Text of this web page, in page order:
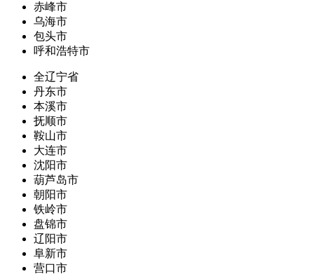
赤峰市
乌海市
包头市
呼和浩特市
全辽宁省
丹东市
本溪市
抚顺市
鞍山市
大连市
沈阳市
葫芦岛市
朝阳市
铁岭市
盘锦市
辽阳市
阜新市
营口市